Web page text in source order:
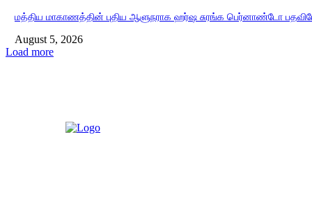
மத்திய மாகாணத்தின் புதிய ஆளுநராக ஹர்ஷ சுரங்க பெர்னாண்டோ
August 5, 2026
Load more